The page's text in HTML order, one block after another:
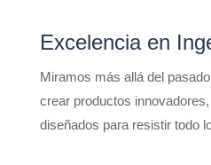
Excelencia en
Miramos más allá del
crear productos
diseñados para resistir todo